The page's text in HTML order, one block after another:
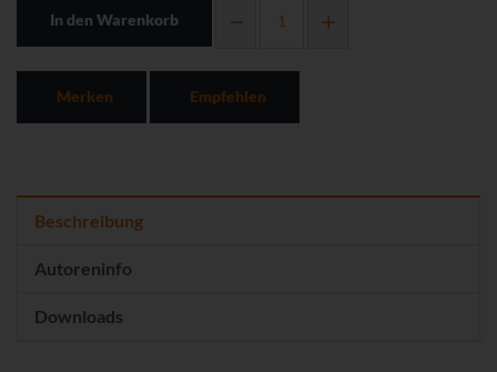
In den Warenkorb
Merken Empfehlen
Beschreibung
Autoreninfo
Downloads